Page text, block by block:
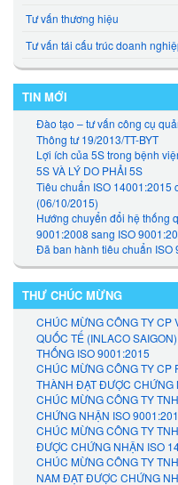
Tư vấn thương hiệu
Tư vấn tái cấu trúc doanh
TIN MỚI
Đào tạo – tư vấn công cụ
Thông tư 19/2013/TT-BYT
Lợi ích của 5S trong bệnh
5S VÀ LÝ DO PHẢI 5S
Tiêu chuẩn ISO 14001:2015
(06/10/2015)
Hướng chuyển đổi hệ thống
9001:2008 sang ISO
Đã ban hành tiêu chuẩn ISO
THƯ CHÚC MỪNG
CHÚC MỪNG CÔNG TY CP
QUỐC TẾ (INLACO
THỐNG ISO 9001:2015
CHÚC MỪNG CÔNG TY CP
THÀNH ĐẠT ĐƯỢC CHỨNG
CHÚC MỪNG CÔNG TY
CHỨNG NHẬN ISO
CHÚC MỪNG CÔNG TY
ĐƯỢC CHỨNG NHẬN ISO
CHÚC MỪNG CÔNG TY
NAM ĐẠT ĐƯỢC CHỨNG